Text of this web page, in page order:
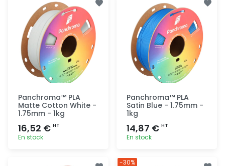
Panchroma™ PLA
Matte Cotton White -
1.75mm - 1kg
16,52 € HT
En stock
Panchroma™ PLA
Satin Blue - 1.75mm -
1kg
14,87 € HT
En stock
-30%